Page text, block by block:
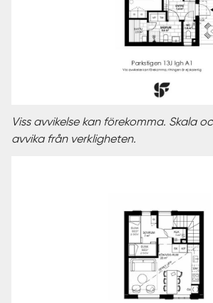
Viss avvikelse kan förekomma. Skala
avvika från verkligheten.